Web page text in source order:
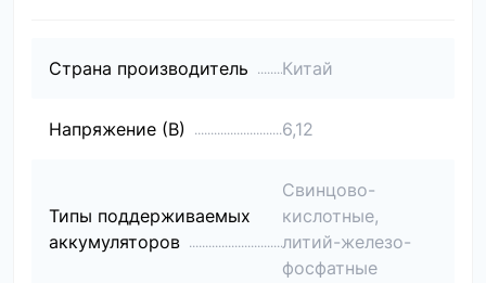
Страна производитель Китай
Напряжение (В) 6,12
Типы поддерживаемых
аккумуляторов
Свинцово-
кислотные,
литий-железо-
фосфатные